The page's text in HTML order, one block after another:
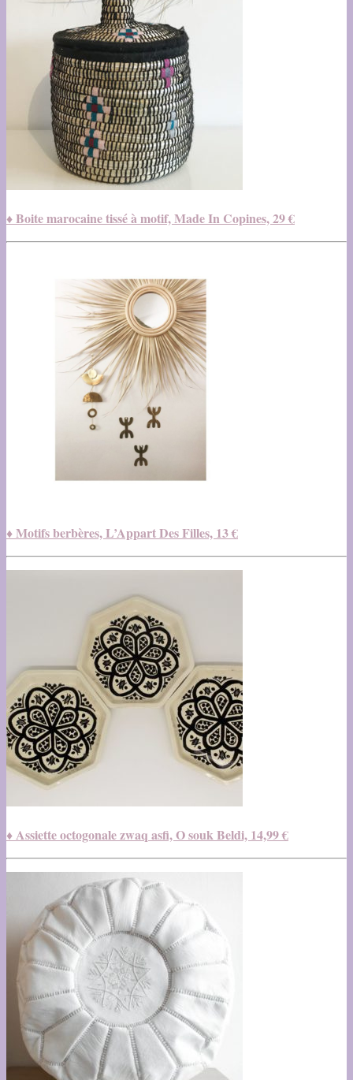
♦ Boite marocaine tissé à motif, Made In Copines, 29 €
♦ Motifs berbères, L’Appart Des Filles, 13 €
♦ Assiette octogonale zwaq asfi, O souk Beldi, 14,99 €